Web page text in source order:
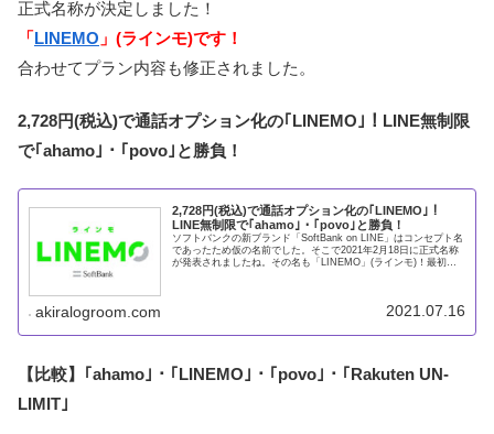
正式名称が決定しました！
「 LINEMO 」(ラインモ)です！
合わせてプラン内容も修正されました。
2,728円(税込)で通話オプション化の｢LINEMO｣！LINE無制限
で｢ahamo｣・｢povo｣と勝負！
2,728円(税込)で通話オプション化の｢LINEMO｣！
LINE無制限で｢ahamo｣・｢povo｣と勝負！
ソフトバンクの新ブランド「SoftBank on LINE」はコンセプト名
であったため仮の名前でした。そこで2021年2月18日に正式名称
が発表されましたね。その名も「LINEMO」(ラインモ)！最初に
akiralogroom.com 2021.07.16
【比較】｢ahamo｣・｢LINEMO｣・｢povo｣・｢Rakuten UN-
LIMIT｣